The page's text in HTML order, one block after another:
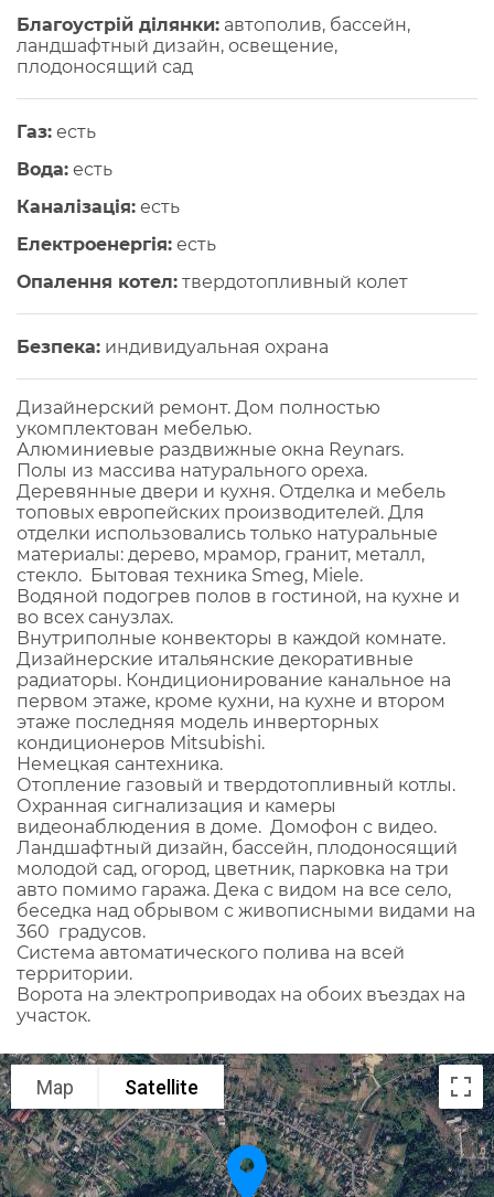
Благоустрій ділянки: автополив, бассейн,
ландшафтный дизайн, освещение,
плодоносящий сад
Газ: есть
Вода: есть
Каналізація: есть
Електроенергія: есть
Опалення котел: твердотопливный колет
Безпека: индивидуальная охрана
Дизайнерский ремонт. Дом полностью
укомплектован мебелью.
Алюминиевые раздвижные окна Reynars.
Полы из массива натурального ореха.
Деревянные двери и кухня. Отделка и мебель
топовых европейских производителей. Для
отделки использовались только натуральные
материалы: дерево, мрамор, гранит, металл,
стекло. Бытовая техника Smeg, Miele.
Водяной подогрев полов в гостиной, на кухне и
во всех санузлах.
Внутриполные конвекторы в каждой комнате.
Дизайнерские итальянские декоративные
радиаторы. Кондиционирование канальное на
первом этаже, кроме кухни, на кухне и втором
этаже последняя модель инверторных
кондиционеров Mitsubishi.
Немецкая сантехника.
Отопление газовый и твердотопливный котлы.
Охранная сигнализация и камеры
видеонаблюдения в доме. Домофон с видео.
Ландшафтный дизайн, бассейн, плодоносящий
молодой сад, огород, цветник, парковка на три
авто помимо гаража. Дека с видом на все село,
беседка над обрывом с живописными видами на
360 градусов.
Система автоматического полива на всей
территории.
Ворота на электроприводах на обоих въездах на
участок.
Map Satellite